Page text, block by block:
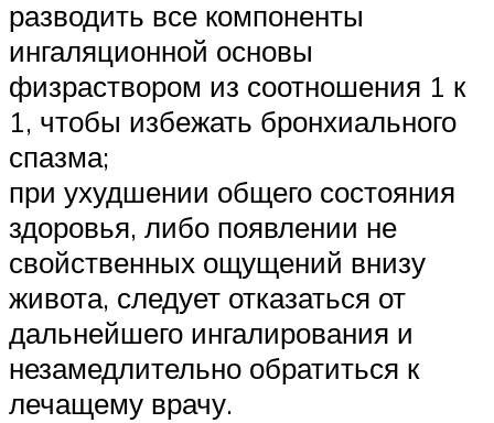
разводить все компоненты
ингаляционной основы
физраствором из соотношения 1 к
1, чтобы избежать бронхиального
спазма;
при ухудшении общего состояния
здоровья, либо появлении не
свойственных ощущений внизу
живота, следует отказаться от
дальнейшего ингалирования и
незамедлительно обратиться к
лечащему врачу.